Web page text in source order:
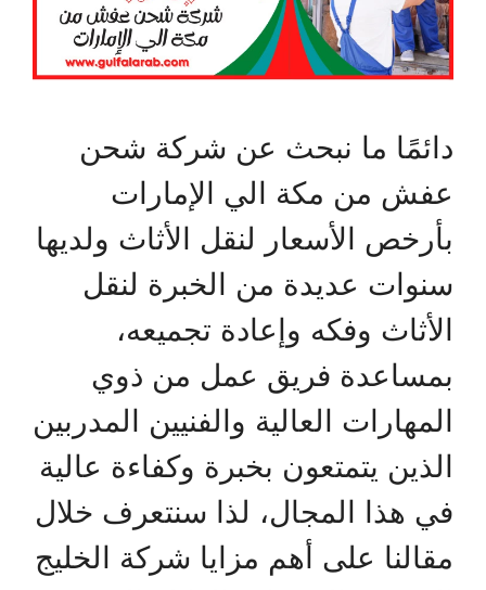
دائمًا ما نبحث عن شركة شحن
عفش من مكة الي الإمارات
بأرخص الأسعار لنقل الأثاث ولديها
سنوات عديدة من الخبرة لنقل
الأثاث وفكه وإعادة تجميعه،
بمساعدة فريق عمل من ذوي
المهارات العالية والفنيين المدربين
الذين يتمتعون بخبرة وكفاءة عالية
في هذا المجال، لذا سنتعرف خلال
مقالنا على أهم مزايا شركة الخليج